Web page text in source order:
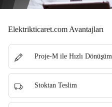
Elektrikticaret.com Avantajları
Proje-M ile Hızlı Dönüşüm
Stoktan Teslim